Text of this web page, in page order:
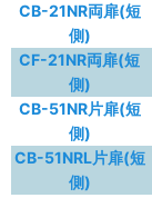
CB-21NR両扉(短
側)
CF-21NR両扉(短
側)
CB-51NR片扉(短
側)
CB-51NRL片扉(短
側)